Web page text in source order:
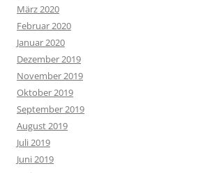
März 2020
Februar 2020
Januar 2020
Dezember 2019
November 2019
Oktober 2019
September 2019
August 2019
Juli 2019
Juni 2019